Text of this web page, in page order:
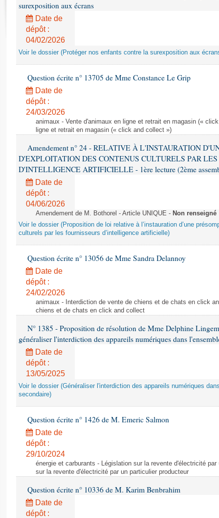
Rapports d'enquête
Rapports législatifs
Rapports sur l'application des lois
Baromètre de l’application des lois
Dossiers législatifs
Budget et sécurité sociale
Questions écrites et orales
Comptes rendus des débats
surexposition aux écrans
Date de
dépôt :
04/02/2026
Voir le dossier (Protéger nos enfants contre la surexposition aux
Question écrite n° 13705 de Mme Constance Le Grip
Date de
dépôt :
24/03/2026
animaux - Vente d'animaux en ligne et retrait en magasin («
ligne et retrait en magasin (« click and collect »)
Amendement n° 24 - RELATIVE À L'INSTAURATION
D'EXPLOITATION DES CONTENUS CULTURELS PAR LES
D'INTELLIGENCE ARTIFICIELLE - 1ère lecture (2ème
Date de
dépôt :
04/06/2026
Amendement de M. Bothorel - Article UNIQUE - Non renseigné
Voir le dossier (Proposition de loi relative à l’instauration d’une
culturels par les fournisseurs d’intelligence artificielle)
Question écrite n° 13056 de Mme Sandra Delannoy
Date de
dépôt :
24/02/2026
animaux - Interdiction de vente de chiens et de chats en click
chiens et de chats en click and collect
N° 1385 - Proposition de résolution de Mme Delphine
généraliser l'interdiction des appareils numériques dans
Date de
dépôt :
13/05/2025
Voir le dossier (Généraliser l'interdiction des appareils numériques
secondaire)
Question écrite n° 1426 de M. Emeric Salmon
Date de
dépôt :
29/10/2024
énergie et carburants - Législation sur la revente d'électricité
sur la revente d'électricité par un particulier producteur
Question écrite n° 10336 de M. Karim Benbrahim
Date de
dépôt :